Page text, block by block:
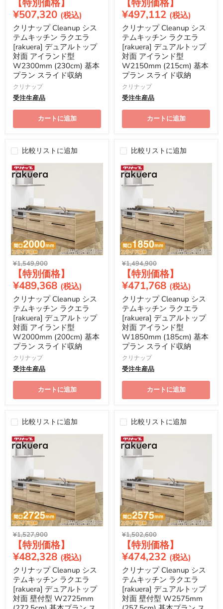
価
格
在
の
価
格
¥507,320
クリナップ Cleanup シス
テムキッチン ラクエラ
[rakuera] デュアルトップ
対面 アイランド型
W2300mm (230cm) 基本
プラン スライド収納
クリナップ
受注生産品
カートに追加
価
格
在
の
価
格
¥497,112
クリナップ Cleanup シス
テムキッチン ラクエラ
[rakuera] デュアルトップ
対面 アイランド型
W2150mm (215cm) 基本
プラン スライド収納
クリナップ
受注生産品
カートに追加
比較リストに追加
元
価
格
¥1,549,900
在
の
価
格
¥489,368
クリナップ Cleanup シス
テムキッチン ラクエラ
[rakuera] デュアルトップ
対面 アイランド型
W2000mm (200cm) 基本
プラン スライド収納
クリナップ
受注生産品
カートに追加
比較リストに追加
元
価
格
¥1,494,900
在
の
価
格
¥471,768
クリナップ Cleanup シス
テムキッチン ラクエラ
[rakuera] デュアルトップ
対面 アイランド型
W1850mm (185cm) 基本
プラン スライド収納
クリナップ
受注生産品
カートに追加
比較リストに追加
元
価
格
¥1,527,900
在
の
価
格
¥482,328
クリナップ Cleanup シス
テムキッチン ラクエラ
[rakuera] デュアルトップ
対面 壁付型 W2725mm
比較リストに追加
元
価
格
¥1,502,600
在
の
価
格
¥474,232
クリナップ Cleanup シス
テムキッチン ラクエラ
[rakuera] デュアルトップ
対面 壁付型 W2575mm